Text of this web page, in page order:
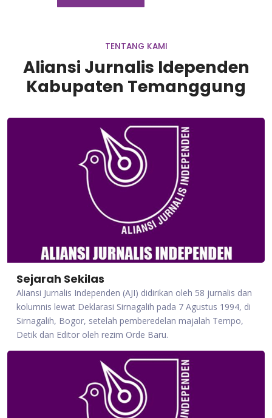
TENTANG KAMI
Aliansi Jurnalis Idependen
Kabupaten Temanggung
Sejarah Sekilas
Aliansi Jurnalis Independen (AJI) didirikan oleh 58 jurnalis dan
kolumnis lewat Deklarasi Sirnagalih pada 7 Agustus 1994, di
Sirnagalih, Bogor, setelah pemberedelan majalah Tempo,
Detik dan Editor oleh rezim Orde Baru.